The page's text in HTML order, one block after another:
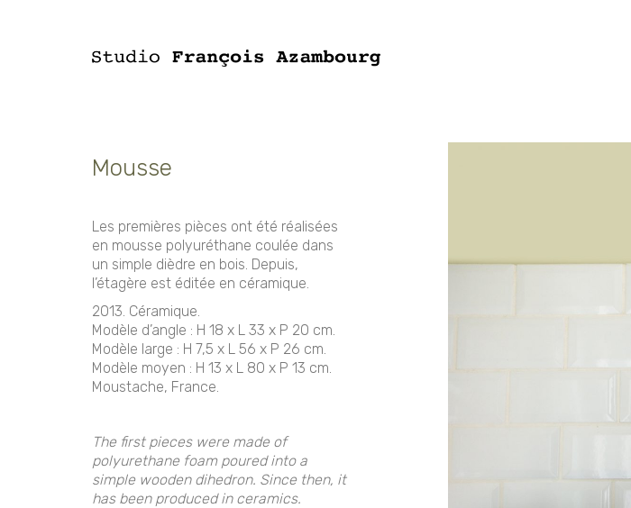
Mousse
Les premières pièces ont été réalisées
en mousse polyuréthane coulée dans
un simple dièdre en bois. Depuis,
l’étagère est éditée en céramique.
2013. Céramique.
Modèle d’angle : H 18 x L 33 x P 20 cm.
Modèle large : H 7,5 x L 56 x P 26 cm.
Modèle moyen : H 13 x L 80 x P 13 cm.
Moustache, France.
The first pieces were made of
polyurethane foam poured into a
simple wooden dihedron. Since then, it
has been produced in ceramics.